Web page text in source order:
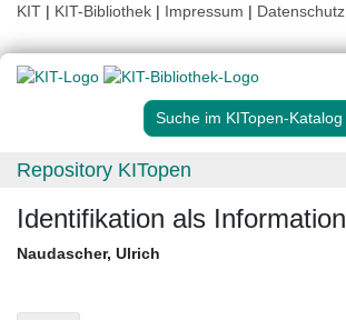
KIT | KIT-Bibliothek | Impressum | Datenschutz
Suche im KITopen-Katalog
Repository KITopen
Identifikation als Information
Naudascher, Ulrich